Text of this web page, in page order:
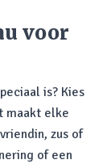
voor
is? Kies
maakt elke
zus of
of een